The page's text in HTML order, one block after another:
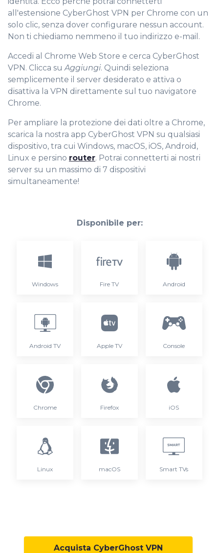
all'estensione CyberGhost VPN per Chrome con un
solo clic, senza dover configurare nessun account.
Non ti chiediamo nemmeno il tuo indirizzo e-mail.
Accedi al Chrome Web Store e cerca CyberGhost
VPN. Clicca su Aggiungi. Quindi seleziona
semplicemente il server desiderato e attiva o
disattiva la VPN direttamente sul tuo navigatore
Chrome.
Per ampliare la protezione dei dati oltre a Chrome,
scarica la nostra app CyberGhost VPN su qualsiasi
dispositivo, tra cui Windows, macOS, iOS, Android,
Linux e persino router. Potrai connetterti ai nostri
server su un massimo di 7 dispositivi
simultaneamente!
Disponibile per:
Windows Fire TV Android
Android TV Apple TV Console
Chrome Firefox iOS
Linux macOS Smart TVs
Acquista CyberGhost VPN